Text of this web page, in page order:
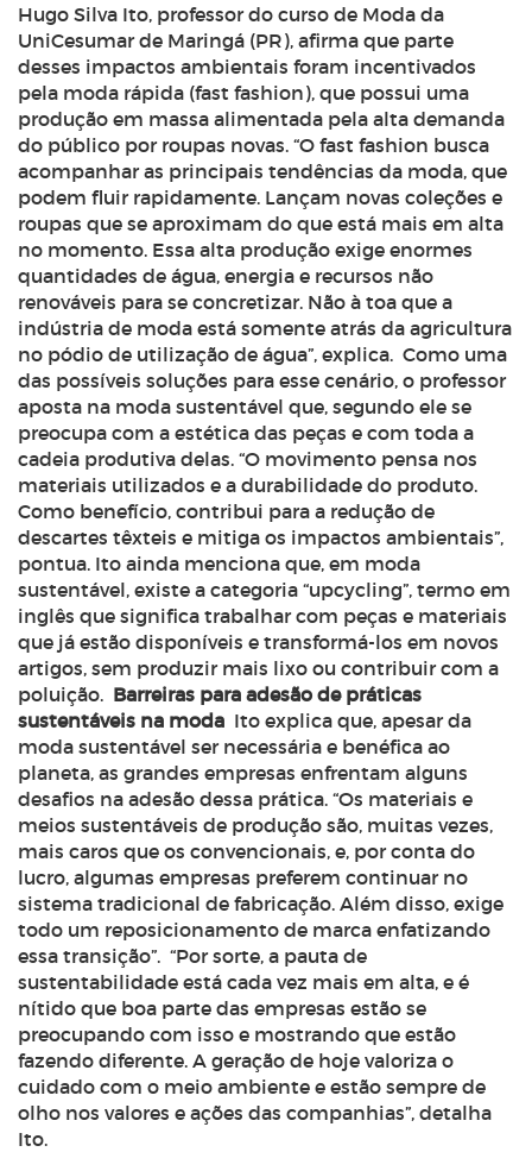
Hugo Silva Ito, professor do curso de Moda da
UniCesumar de Maringá (PR), afirma que parte
desses impactos ambientais foram incentivados
pela moda rápida (fast fashion), que possui uma
produção em massa alimentada pela alta demanda
do público por roupas novas. “O fast fashion busca
acompanhar as principais tendências da moda, que
podem fluir rapidamente. Lançam novas coleções e
roupas que se aproximam do que está mais em alta
no momento. Essa alta produção exige enormes
quantidades de água, energia e recursos não
renováveis para se concretizar. Não à toa que a
indústria de moda está somente atrás da agricultura
no pódio de utilização de água”, explica. Como uma
das possíveis soluções para esse cenário, o professor
aposta na moda sustentável que, segundo ele se
preocupa com a estética das peças e com toda a
cadeia produtiva delas. “O movimento pensa nos
materiais utilizados e a durabilidade do produto.
Como benefício, contribui para a redução de
descartes têxteis e mitiga os impactos ambientais”,
pontua. Ito ainda menciona que, em moda
sustentável, existe a categoria “upcycling”, termo em
inglês que significa trabalharcom peças e materiais
que já estão disponíveis e transformá-los em novos
artigos, sem produzir mais lixo ou contribuir com a
poluição. Barreiras para adesão de práticas
sustentáveis na moda Ito explica que, apesar da
moda sustentável ser necessária e benéfica ao
planeta, as grandes empresas enfrentam alguns
desafios na adesão dessa prática. “Os materiais e
meios sustentáveis de produção são, muitas vezes,
mais caros que os convencionais, e, por conta do
lucro, algumas empresas preferem continuar no
sistema tradicional de fabricação. Além disso, exige
todo um reposicionamento de marca enfatizando
essa transição”. “Por sorte, a pauta de
sustentabilidade está cada vez mais em alta, e é
nítido que boa parte das empresas estão se
preocupando com isso e mostrando que estão
fazendo diferente. A geração de hoje valoriza o
cuidado com o meio ambiente e estão sempre de
olho nos valores e ações das companhias”, detalha
Ito.